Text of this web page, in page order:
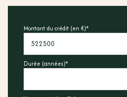
Montant du crédit (en €)*
Durée (années)*